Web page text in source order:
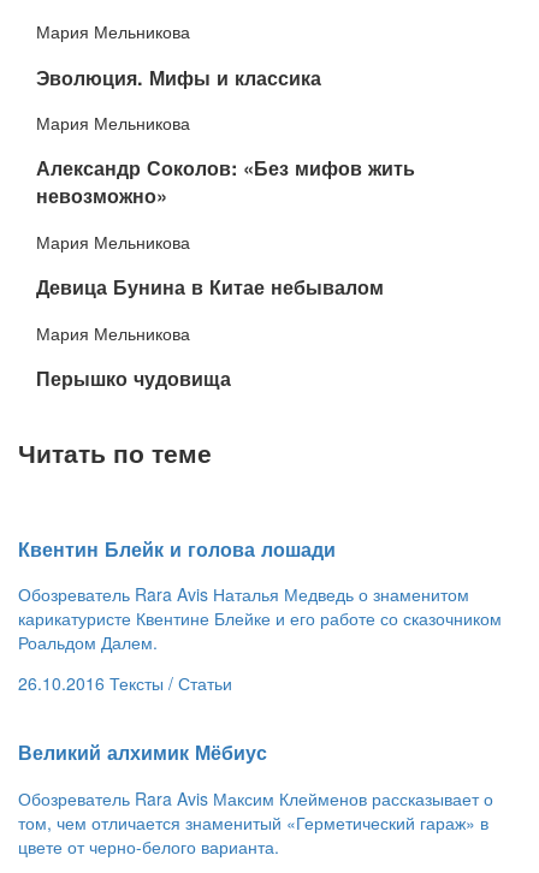
Мария Мельникова
​Эволюция. Мифы и классика
Мария Мельникова
​Александр Соколов: «Без мифов жить
невозможно»
Мария Мельникова
​Девица Бунина в Китае небывалом
Мария Мельникова
​Перышко чудовища
Читать по теме
Квентин Блейк и голова лошади
Обозреватель Rara Avis Наталья Медведь о знаменитом
карикатуристе Квентине Блейке и его работе со сказочником
Роальдом Далем.
26.10.2016 Тексты / Статьи
​Великий алхимик Мёбиус
Обозреватель Rara Avis Максим Клейменов рассказывает о
том, чем отличается знаменитый «Герметический гараж» в
цвете от черно-белого варианта.